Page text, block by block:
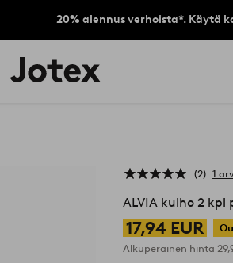
20% alennus verhoista*. Käytä
Jotex-
logo
2 1
ALVIA kulho 2 kpl
17,94 EUR
Alkuperäinen hinta